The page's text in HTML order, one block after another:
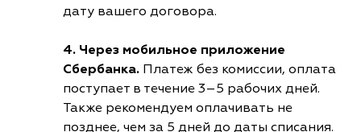
дату вашего договора.
4. Через мобильное приложение
Сбербанка. Платеж без комиссии, оплата
поступает в течение 3–5 рабочих дней.
Также рекомендуем оплачивать не
позднее, чем за 5 дней до даты списания.